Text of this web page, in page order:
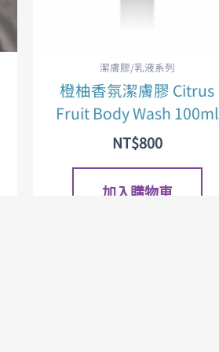
潔膚膠/乳液系列
橙柚香氛潔膚膠 Citrus
Fruit Body Wash 100ml
NT$800
加入購物車